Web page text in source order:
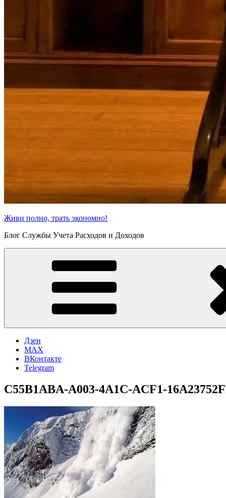
Живи полно, трать экономно!
Блог Службы Учета Расходов и Доходов
Дзен
MAX
ВКонтакте
Telegram
C55B1ABA-A003-4A1C-ACF1-